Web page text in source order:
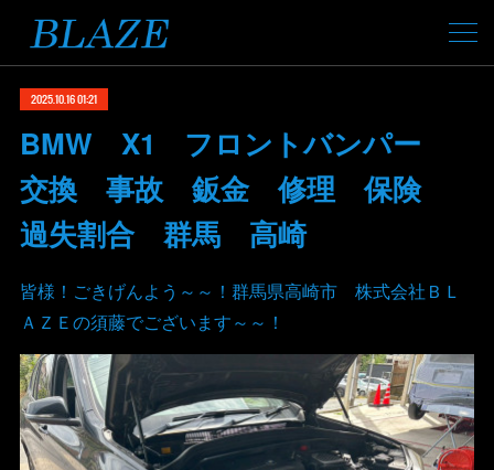
2025.10.16 01:21
BMW X1 フロントバンパー
交換 事故 鈑金 修理 保険
過失割合 群馬 高崎
皆様！ごきげんよう～～！群馬県高崎市 株式会社ＢＬ
ＡＺＥの須藤でございます～～！